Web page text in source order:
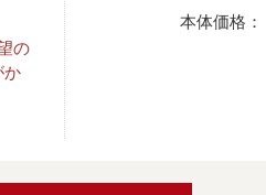
の
か
本体価格：